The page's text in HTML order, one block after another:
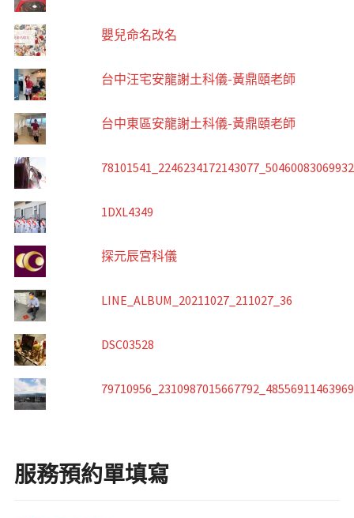
嬰兒命名改名
台中汪宅安龍謝土科儀-黃鼎頤老師
台中東區安龍謝土科儀-黃鼎頤老師
1DXL4349
探元辰宮科儀
LINE_ALBUM_20211027_211027_36
DSC03528
服務預約單填寫